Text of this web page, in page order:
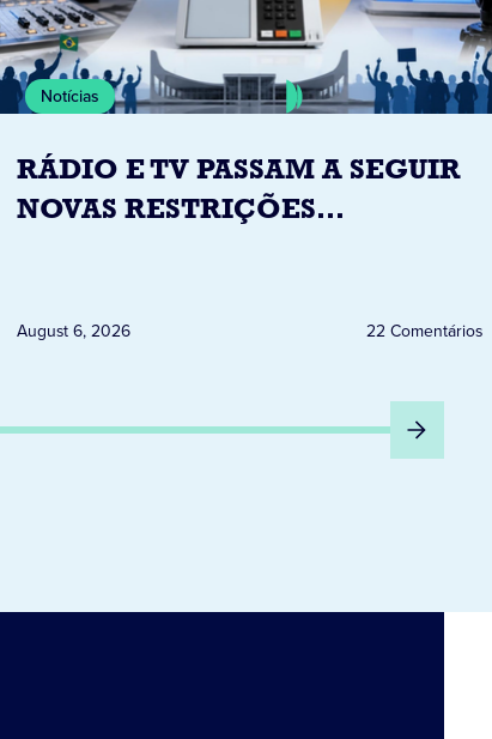
Notícias
RÁDIO E TV PASSAM A SEGUIR
NOVAS RESTRIÇÕES
August 6, 2026 22 Comentários